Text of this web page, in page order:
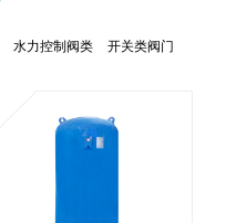
水力控制阀类
开关类阀门